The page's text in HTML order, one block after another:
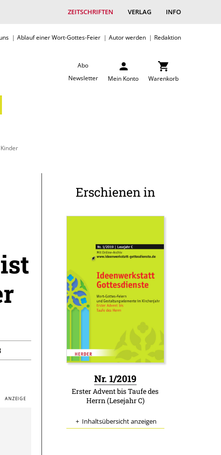
ZEITSCHRIFTEN VERLAG INFO
Ablauf einer Wort-Gottes-Feier Autor werden Redaktion
Abo
Newsletter
Mein Konto Warenkorb
Erschienen in
Nr. 1/2019
Erster Advent bis Taufe des
Herrn (Lesejahr C)
Inhaltsübersicht anzeigen